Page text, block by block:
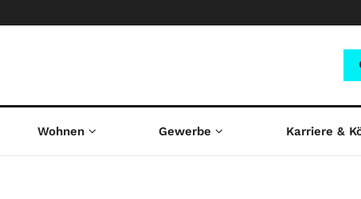
Wohnen Gewerbe Karriere &